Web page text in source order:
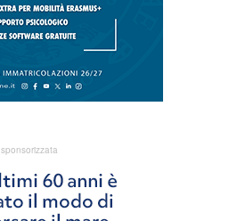
sponsorizzata